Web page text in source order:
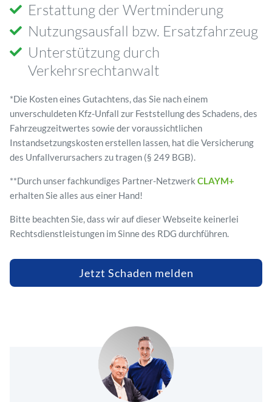
Erstattung der Wertminderung
Nutzungsausfall bzw. Ersatzfahrzeug
Unterstützung durch
Verkehrsrechtanwalt
*Die Kosten eines Gutachtens, das Sie nach einem
unverschuldeten Kfz-Unfall zur Feststellung des Schadens, des
Fahrzeugzeitwertes sowie der voraussichtlichen
Instandsetzungskosten erstellen lassen, hat die Versicherung
des Unfallverursachers zu tragen (§ 249 BGB).
**Durch unser fachkundiges Partner-Netzwerk CLAYM+
erhalten Sie alles aus einer Hand!
Bitte beachten Sie, dass wir auf dieser Webseite keinerlei
Rechtsdienstleistungen im Sinne des RDG durchführen.
Jetzt Schaden melden